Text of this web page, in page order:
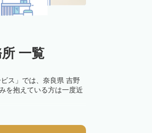
一覧
ス」では、奈良県 吉野
を抱えている方は一度近